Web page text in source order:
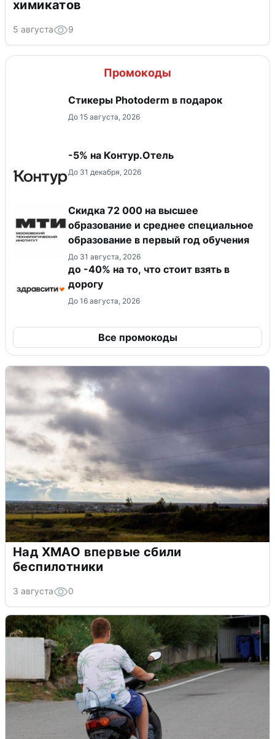
химикатов
5 августа 9
Промокоды
Стикеры Photoderm в подарок
До 15 августа, 2026
-5% на Контур.Отель
До 31 декабря, 2026
Скидка 72 000 на высшее
образование и среднее специальное
образование в первый год обучения
До 31 августа, 2026
до -40% на то, что стоит взять в
дорогу
До 16 августа, 2026
Все промокоды
Над ХМАО впервые сбили
беспилотники
3 августа 0